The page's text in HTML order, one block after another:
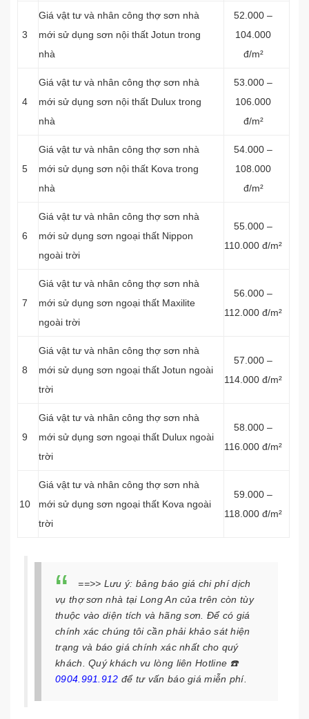
3
Giá vật tư và nhân công thợ sơn nhà
mới sử dụng sơn nội thất Jotun trong
nhà
52.000 –
104.000
đ/m²
4
Giá vật tư và nhân công thợ sơn nhà
mới sử dụng sơn nội thất Dulux trong
nhà
53.000 –
106.000
đ/m²
5
Giá vật tư và nhân công thợ sơn nhà
mới sử dụng sơn nội thất Kova trong
nhà
54.000 –
108.000
đ/m²
6
Giá vật tư và nhân công thợ sơn nhà
mới sử dụng sơn ngoại thất Nippon
ngoài trời
55.000 –
110.000 đ/m²
7
Giá vật tư và nhân công thợ sơn nhà
mới sử dụng sơn ngoại thất Maxilite
ngoài trời
56.000 –
112.000 đ/m²
8
Giá vật tư và nhân công thợ sơn nhà
mới sử dụng sơn ngoại thất Jotun ngoài
trời
57.000 –
114.000 đ/m²
9
Giá vật tư và nhân công thợ sơn nhà
mới sử dụng sơn ngoại thất Dulux ngoài
trời
58.000 –
116.000 đ/m²
10
Giá vật tư và nhân công thợ sơn nhà
mới sử dụng sơn ngoại thất Kova ngoài
trời
59.000 –
118.000 đ/m²
==>> Lưu ý: bảng báo giá chi phí dịch
vụ thợ sơn nhà tại Long An của trên còn tùy
thuộc vào diện tích và hãng sơn. Để có giá
chính xác chúng tôi cần phải khảo sát hiện
trạng và báo giá chính xác nhất cho quý
khách. Quý khách vu lòng liên Hotline ☎️
0904.991.912 để tư vấn báo giá miễn phí.